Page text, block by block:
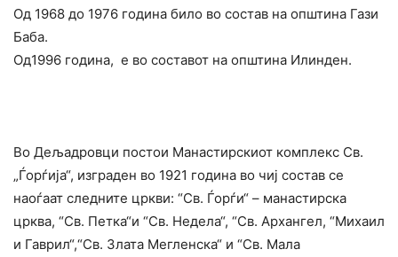
Од 1968 до 1976 година било во состав на општина Гази
Баба.
Од1996 година, е во составот на општина Илинден.
Во Дељадровци постои Манастирскиот комплекс Св.
„Ѓорѓија“, изграден во 1921 година во чиј состав се
наоѓаат следните цркви: “Св. Ѓорѓи“ – манастирска
црква, “Св. Петка“и “Св. Недела“, “Св. Архангел, “Михаил
и Гаврил“,“Св. Злата Мегленска“ и “Св. Мала